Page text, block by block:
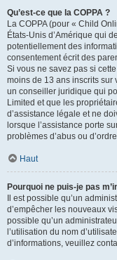
Qu’est-ce que la COPPA ?
La COPPA (pour « Child
États-Unis d’Amérique qui
potentiellement des
consentement écrit des
Si vous ne savez pas si
moins de 13 ans inscrits sur
un conseiller juridique qui
Limited et que les
d’assistance légale et ne
lorsque l’assistance porte
problèmes d’abus ou
Haut
Pourquoi ne puis-je pas
Il est possible qu’un
d’empêcher les nouveaux
possible qu’un
l’utilisation du nom
d’informations, veuillez